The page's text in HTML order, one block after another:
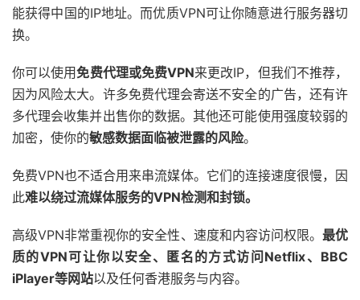
能获得中国的IP地址。而优质VPN可让你随意进行服务器切
换。
你可以使用免费代理或免费VPN来更改IP，但我们不推荐，
因为风险太大。许多免费代理会寄送不安全的广告，还有许
多代理会收集并出售你的数据。其他还可能使用强度较弱的
加密，使你的敏感数据面临被泄露的风险。
免费VPN也不适合用来串流媒体。它们的连接速度很慢，因
此难以绕过流媒体服务的VPN检测和封锁。
高级VPN非常重视你的安全性、速度和内容访问权限。 最优
质的VPN可让你以安全、匿名的方式访问Netflix、BBC
iPlayer等网站以及任何香港服务与内容。